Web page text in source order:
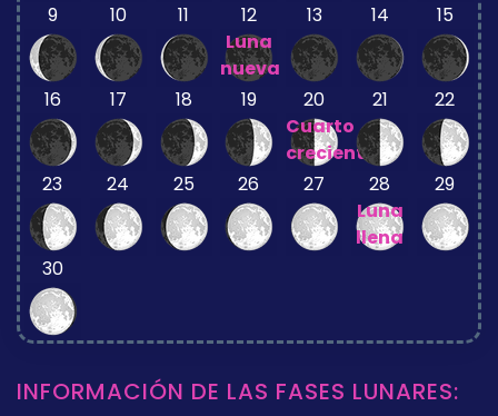
9 10 11
12
Luna
nueva
13 14 15
16 17 18 19
20
Cuarto
creciente
21 22
23 24 25 26 27
28
Luna
llena
29
30
INFORMACIÓN DE LAS FASES LUNARES: